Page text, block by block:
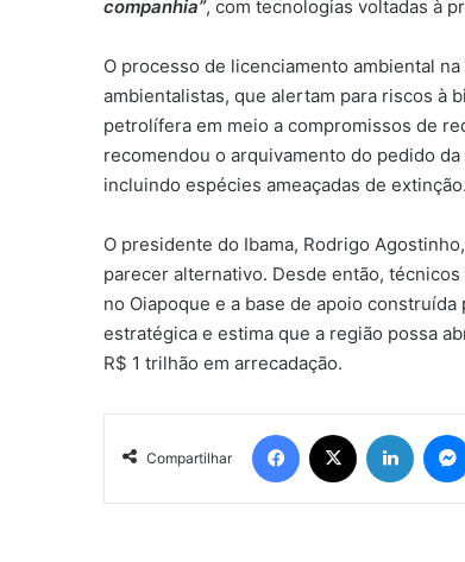
companhia”, com tecnologias voltadas à
O processo de licenciamento ambiental
ambientalistas, que alertam para riscos à
petrolífera em meio a compromissos de
recomendou o arquivamento do pedido
incluindo espécies ameaçadas de extinção.
O presidente do Ibama, Rodrigo
parecer alternativo. Desde então,
no Oiapoque e a base de apoio
estratégica e estima que a região possa
R$ 1 trilhão em arrecadação.
Compartilhar
Facebook Linkedin